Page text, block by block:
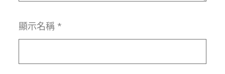
顯示名稱 *